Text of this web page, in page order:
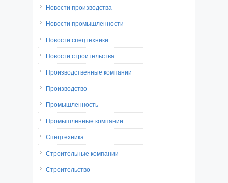
Новости производства
Новости промышленности
Новости спецтехники
Новости строительства
Производственные компании
Производство
Промышленность
Промышленные компании
Спецтехника
Строительные компании
Строительство